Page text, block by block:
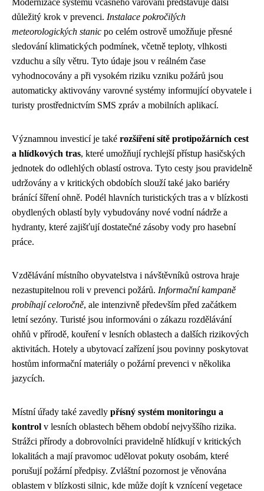
důležitý krok v prevenci. Instalace pokročilých
meteorologických stanic po celém ostrově umožňuje přesné
sledování klimatických podmínek, včetně teploty, vlhkosti
vzduchu a síly větru. Tyto údaje jsou v reálném čase
vyhodnocovány a při vysokém riziku vzniku požárů jsou
automaticky aktivovány varovné systémy informující obyvatele i
turisty prostřednictvím SMS zpráv a mobilních aplikací.
Významnou investicí je také rozšíření sítě protipožárních cest
a hlídkových tras, které umožňují rychlejší přístup hasičských
jednotek do odlehlých oblastí ostrova. Tyto cesty jsou pravidelně
udržovány a v kritických obdobích slouží také jako bariéry
bránící šíření ohně. Podél hlavních turistických tras a v blízkosti
obydlených oblastí byly vybudovány nové vodní nádrže a
hydranty, které zajišťují dostatečné zásoby vody pro hasební
práce.
Vzdělávání místního obyvatelstva i návštěvníků ostrova hraje
nezastupitelnou roli v prevenci požárů. Informační kampaně
probíhají celoročně, ale intenzivně především před začátkem
letní sezóny. Turisté jsou informováni o zákazu rozdělávání
ohňů v přírodě, kouření v lesních oblastech a dalších rizikových
aktivitách. Hotely a ubytovací zařízení jsou povinny poskytovat
hostům informační materiály o požární prevenci v několika
jazycích.
Místní úřady také zavedly přísný systém monitoringu a
kontrol v lesních oblastech během období nejvyššího rizika.
Strážci přírody a dobrovolníci pravidelně hlídkují v kritických
lokalitách a mají pravomoc udělovat pokuty osobám, které
porušují požární předpisy. Zvláštní pozornost je věnována
oblastem v blízkosti silnic, kde může dojít k vznícení vegetace